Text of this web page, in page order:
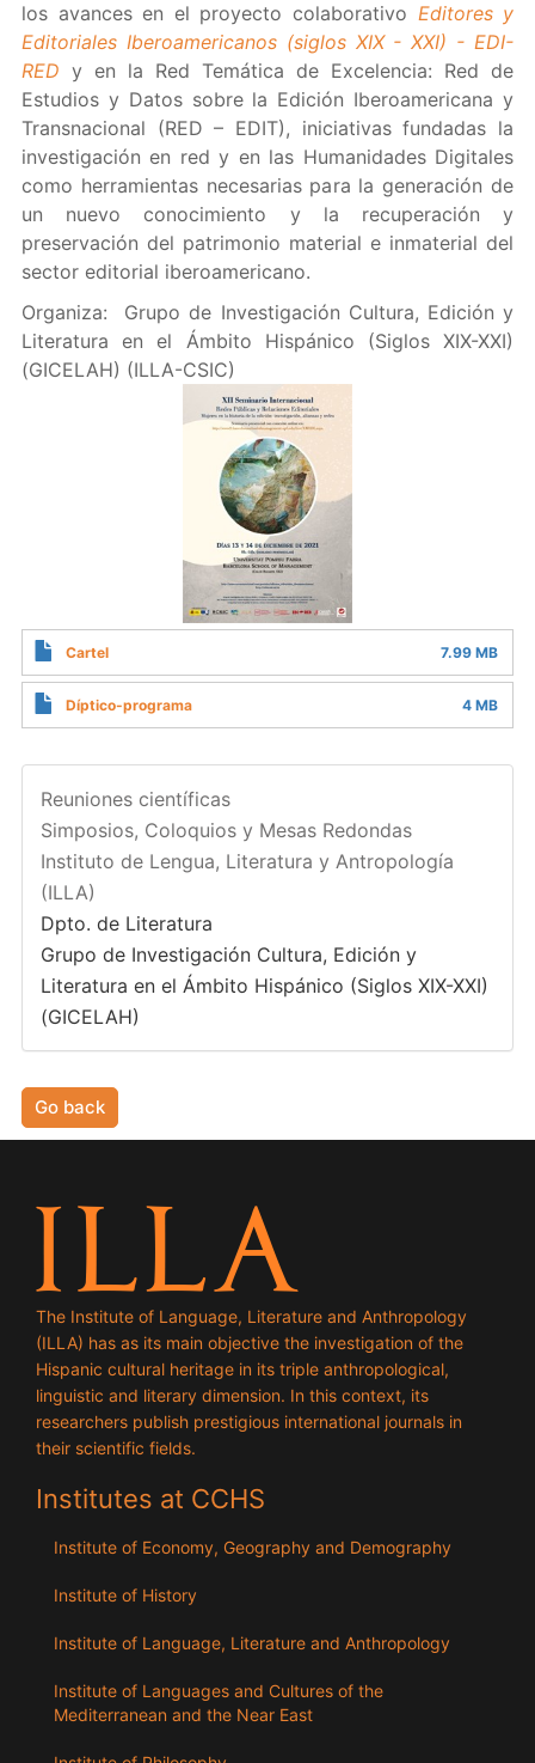
los avances en el proyecto colaborativo Editores y
Editoriales Iberoamericanos (siglos XIX - XXI) - EDI-
RED y en la Red Temática de Excelencia: Red de
Estudios y Datos sobre la Edición Iberoamericana y
Transnacional (RED – EDIT), iniciativas fundadas la
investigación en red y en las Humanidades Digitales
como herramientas necesarias para la generación de
un nuevo conocimiento y la recuperación y
preservación del patrimonio material e inmaterial del
sector editorial iberoamericano.
Organiza: Grupo de Investigación Cultura, Edición y
Literatura en el Ámbito Hispánico (Siglos XIX-XXI)
(GICELAH) (ILLA-CSIC)
Cartel 7.99 MB
Díptico-programa 4 MB
Reuniones científicas
Simposios, Coloquios y Mesas Redondas
Instituto de Lengua, Literatura y Antropología
(ILLA)
Dpto. de Literatura
Grupo de Investigación Cultura, Edición y
Literatura en el Ámbito Hispánico (Siglos XIX-XXI)
(GICELAH)
Go back
The Institute of Language, Literature and Anthropology
(ILLA) has as its main objective the investigation of the
Hispanic cultural heritage in its triple anthropological,
linguistic and literary dimension. In this context, its
researchers publish prestigious international journals in
their scientific fields.
Institutes at CCHS
Institute of Economy, Geography and Demography
Institute of History
Institute of Language, Literature and Anthropology
Institute of Languages ​​and Cultures of the
Mediterranean and the Near East